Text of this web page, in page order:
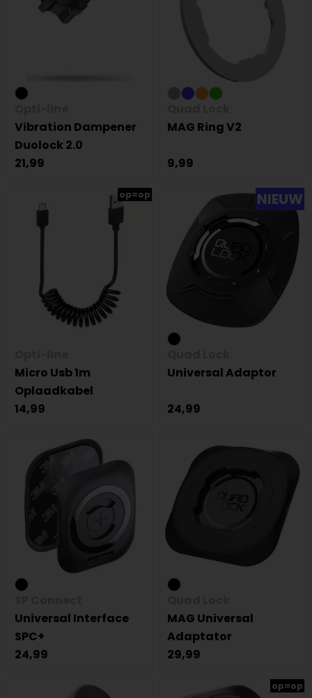
Vibration Dampener
Duolock 2.0
21,99
MAG Ring V2
9,99
op=op
Micro Usb 1m
Oplaadkabel
14,99
NIEUW
Universal Adaptor
24,99
Universal Interface
SPC+
24,99
MAG Universal
Adaptator
29,99
op=op